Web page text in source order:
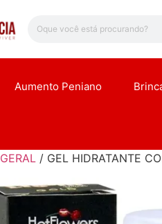
Aumento Peniano
GERAL / GEL HIDRATANTE